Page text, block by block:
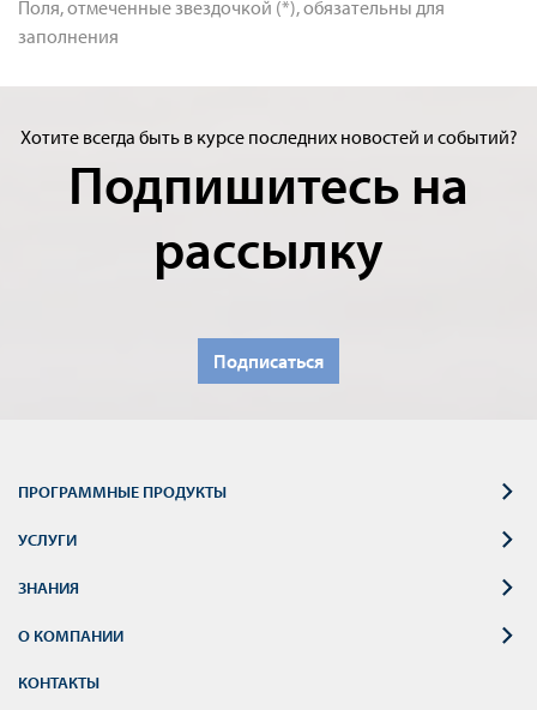
Поля, отмеченные звездочкой (*), обязательны для
заполнения
Хотите всегда быть в курсе последних новостей и событий?
Подпишитесь на
рассылку
Подписаться
ПРОГРАММНЫЕ ПРОДУКТЫ
УСЛУГИ
ЗНАНИЯ
О КОМПАНИИ
КОНТАКТЫ